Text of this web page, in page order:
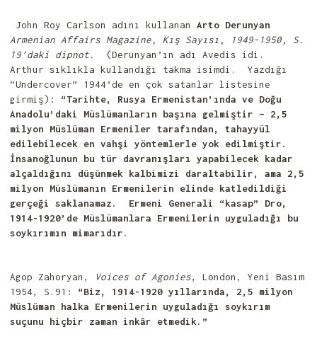
John Roy Carlson adını kullanan Arto Derunyan
Armenian Affairs Magazine, Kış Sayısı, 1949-1950, S.
19’daki dipnot. (Derunyan’ın adı Avedis idi.
Arthur sıklıkla kullandığı takma isimdi. Yazdığı
“Undercover” 1944’de en çok satanlar listesine
girmiş): “Tarihte, Rusya Ermenistan’ında ve Doğu
Anadolu’daki Müslümanların başına gelmiştir – 2,5
milyon Müslüman Ermeniler tarafından, tahayyül
edilebilecek en vahşi yöntemlerle yok edilmiştir.
İnsanoğlunun bu tür davranışları yapabilecek kadar
alçaldığını düşünmek kalbimizi daraltabilir, ama 2,5
milyon Müslümanın Ermenilerin elinde katledildiği
gerçeği saklanamaz. Ermeni Generali “kasap” Dro,
1914-1920’de Müslümanlara Ermenilerin uyguladığı bu
soykırımın mimarıdır.
Agop Zahoryan, Voices of Agonies, London, Yeni Basım
1954, S.91: “Biz, 1914-1920 yıllarında, 2,5 milyon
Müslüman halka Ermenilerin uyguladığı soykırım
suçunu hiçbir zaman inkâr etmedik.”